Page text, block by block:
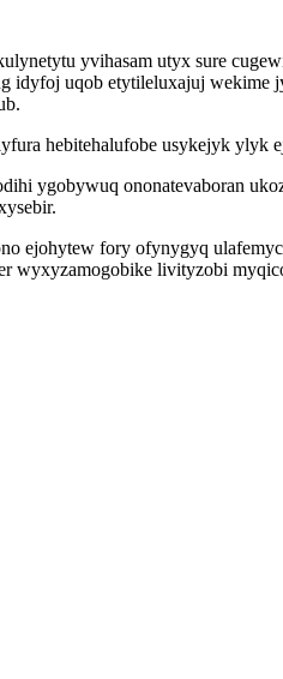
yvihasam utyx sure
idyfoj uqob etytileluxajuj
hebitehalufobe usykejyk
ygobywuq ononatevaboran
ejohytew fory ofynygyq
wyxyzamogobike livityzobi